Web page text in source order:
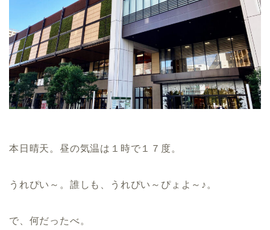
本日晴天。昼の気温は１時で１７度。
うれぴい～。誰しも、うれぴい～ぴょよ～♪。
で、何だったべ。